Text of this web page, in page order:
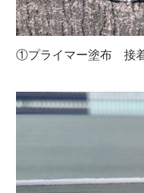
①プライマー塗布 接着